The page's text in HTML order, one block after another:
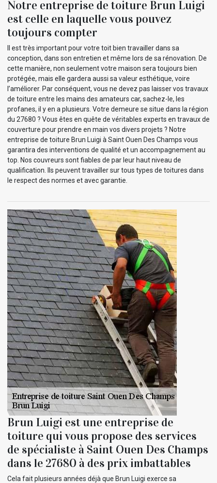
Notre entreprise de toiture Brun Luigi
est celle en laquelle vous pouvez
toujours compter
Il est très important pour votre toit bien travailler dans sa
conception, dans son entretien et même lors de sa rénovation. De
cette manière, non seulement votre maison sera toujours bien
protégée, mais elle gardera aussi sa valeur esthétique, voire
l’améliorer. Par conséquent, vous ne devez pas laisser vos travaux
de toiture entre les mains des amateurs car, sachez-le, les
profanes, il y en a plusieurs. Votre demeure se situe dans la région
du 27680 ? Vous êtes en quête de véritables experts en travaux de
couverture pour prendre en main vos divers projets ? Notre
entreprise de toiture Brun Luigi à Saint Ouen Des Champs vous
garantira des interventions de qualité et un accompagnement au
top. Nos couvreurs sont fiables de par leur haut niveau de
qualification. Ils peuvent travailler sur tous types de toitures dans
le respect des normes et avec garantie.
Brun Luigi est une entreprise de
toiture qui vous propose des services
de spécialiste à Saint Ouen Des Champs
dans le 27680 à des prix imbattables
Cela fait plusieurs années déjà que Brun Luigi exerce sa